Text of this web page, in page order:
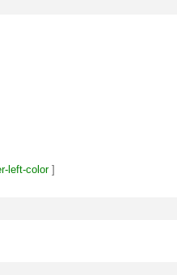
left-color]